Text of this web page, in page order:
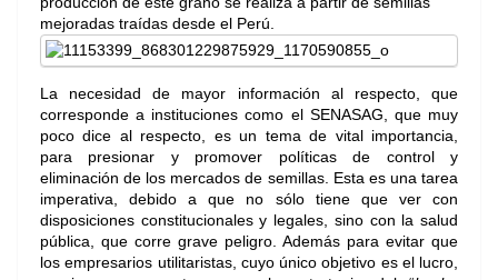
mejoradas traídas desde el Perú.
La necesidad de mayor información al respecto, que
corresponde a instituciones como el SENASAG, que muy
poco dice al respecto, es un tema de vital importancia,
para presionar y promover políticas de control y
eliminación de los mercados de semillas. Esta es una tarea
imperativa, debido a que no sólo tiene que ver con
disposiciones constitucionales y legales, sino con la salud
pública, que corre grave peligro. Además para evitar que
los empresarios utilitaristas, cuyo único objetivo es el lucro,